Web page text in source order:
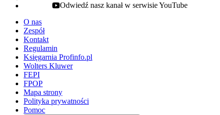
youtube - otwiera się w nowej karcie
Odwiedź nasz kanał w serwisie YouTube
O nas
Zespół
Kontakt
Regulamin
Księgarnia Profinfo.pl
Wolters Kluwer
FEPI
FPOP
Mapa strony
Polityka prywatności
Pomoc